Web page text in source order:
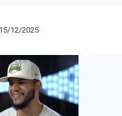
15/12/2025